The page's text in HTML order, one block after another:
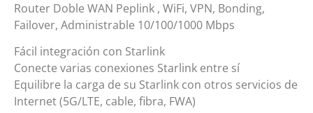
Router Doble WAN Peplink , WiFi, VPN, Bonding,
Failover, Administrable 10/100/1000 Mbps
Fácil integración con Starlink
Conecte varias conexiones Starlink entre sí
Equilibre la carga de su Starlink con otros servicios de
Internet (5G/LTE, cable, fibra, FWA)